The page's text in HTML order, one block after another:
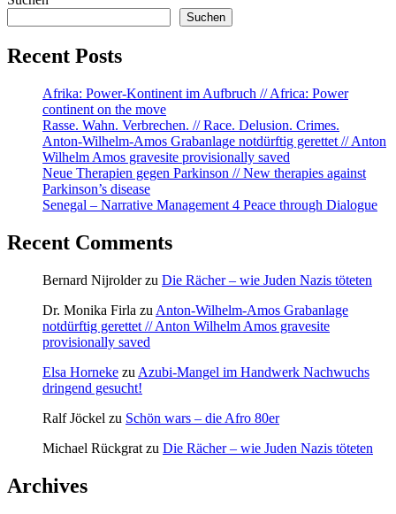
Suchen
Recent Posts
Afrika: Power-Kontinent im Aufbruch // Africa: Power
continent on the move
Rasse. Wahn. Verbrechen. // Race. Delusion. Crimes.
Anton-Wilhelm-Amos Grabanlage notdürftig gerettet // Anton
Wilhelm Amos gravesite provisionally saved
Neue Therapien gegen Parkinson // New therapies against
Parkinson’s disease
Senegal – Narrative Management 4 Peace through Dialogue
Recent Comments
Bernard Nijrolderzu Die Rächer – wie Juden Nazis töteten
Dr. Monika Firla zu Anton-Wilhelm-Amos Grabanlage
notdürftig gerettet // Anton Wilhelm Amos gravesite
provisionally saved
Elsa Horneke zu Azubi-Mangel im Handwerk Nachwuchs
dringend gesucht!
Ralf Jöckel zu Schön wars – die Afro 80er
Michael Rückgrat zu Die Rächer – wie Juden Nazis töteten
Archives